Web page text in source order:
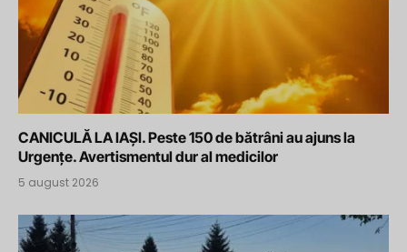
CANICULĂ LA IAȘI. Peste 150 de bătrâni au ajuns la
Urgențe. Avertismentul dur al medicilor
5 august 2026